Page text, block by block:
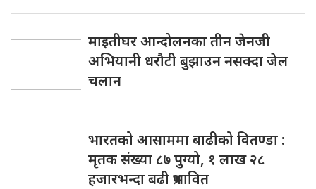
माइतीघर आन्दोलनका तीन जेनजी
अभियानी धरौटी बुझाउन नसक्दा जेल
चलान
भारतको आसाममा बाढीको वितण्डा :
मृतक संख्या ८७ पुग्यो, १ लाख २८
हजारभन्दा बढी प्रभावित